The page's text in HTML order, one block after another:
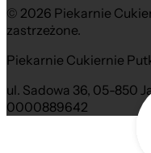
© 2026 Piekarnie
zastrzeżone.
Piekarnie Cukiernie
ul. Sadowa 36, 05-850
0000889642